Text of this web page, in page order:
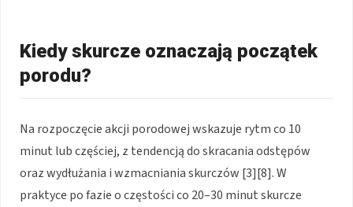
Kiedy skurcze oznaczają początek
porodu?
Na rozpoczęcie akcji porodowej wskazuje rytm co 10
minut lub częściej, z tendencją do skracania odstępów
oraz wydłużania i wzmacniania skurczów [3][8]. W
praktyce po fazie o częstości co 20–30 minut skurcze